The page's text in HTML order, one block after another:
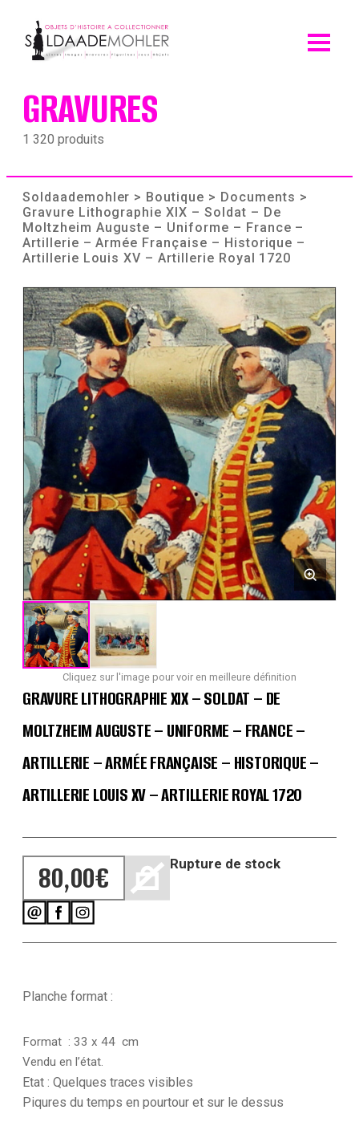
content
GRAVURES
1 320 produits
Soldaademohler > Boutique > Documents >
Gravure Lithographie XIX – Soldat – De
Moltzheim Auguste – Uniforme – France –
Artillerie – Armée Française – Historique –
Artillerie Louis XV – Artillerie Royal 1720
Cliquez sur l'image pour voir en meilleure définition
GRAVURE LITHOGRAPHIE XIX – SOLDAT – DE
MOLTZHEIM AUGUSTE – UNIFORME – FRANCE –
ARTILLERIE – ARMÉE FRANÇAISE – HISTORIQUE –
ARTILLERIE LOUIS XV – ARTILLERIE ROYAL 1720
80,00€ Rupture de stock
Planche format :
Format : 33 x 44 cm
Vendu en l’état.
Etat : Quelques traces visibles
Piqures du temps en pourtour et sur le dessus